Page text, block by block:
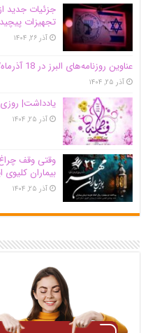
جزئیات جدید
تجهیزات
آذر ۲۶, ۱۴۰۴
عناوین روزنامه‌های البرز در ‌18 آذرماه/صدرنشینی در ارائه خدمات زایمان بی‌درد
آذر ۲۵, ۱۴۰۴
یادداشت|
آذر ۲۵, ۱۴۰۴
وقتی وقف
بیماران کلیوی
آذر ۲۵, ۱۴۰۴